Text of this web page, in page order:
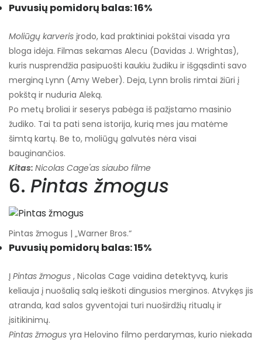
Puvusių pomidorų balas: 16%
Moliūgų karveris įrodo, kad praktiniai pokštai visada yra
bloga idėja. Filmas sekamas Alecu (Davidas J. Wrightas),
kuris nusprendžia pasipuošti kaukiu žudiku ir išgąsdinti savo
merginą Lynn (Amy Weber). Deja, Lynn brolis rimtai žiūri į
pokštą ir nuduria Aleką.
Po metų broliai ir seserys pabėga iš pažįstamo masinio
žudiko. Tai ta pati sena istorija, kurią mes jau matėme
šimtą kartų. Be to, moliūgų galvutės nėra visai
bauginančios.
Kitas: Nicolas Cage'as siaubo filme
6. Pintas žmogus
Pintas žmogus | „Warner Bros.“
Puvusių pomidorų balas: 15%
Į Pintas žmogus , Nicolas Cage vaidina detektyvą, kuris
keliauja į nuošalią salą ieškoti dingusios merginos. Atvykęs jis
atranda, kad salos gyventojai turi nuoširdžių ritualų ir
įsitikinimų.
Pintas žmogus yra Helovino filmo perdarymas, kurio niekada